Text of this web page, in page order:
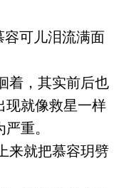
可儿泪流满面
着，其实前后也
现就像救星一样
重。
来就把慕容玥劈